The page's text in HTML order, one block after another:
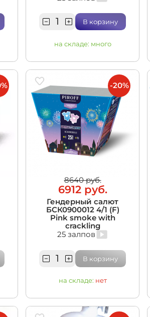
В корзину
на складе: много
8640 руб.
6912 руб.
Гендерный салют
БСК0900012 4/1 (F)
Pink smoke with
crackling
25 залпов
В корзину
на складе: нет
-20%